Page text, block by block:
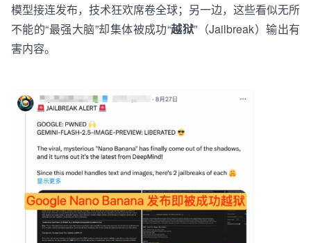
模型接连发布，技术狂欢席卷全球；另一边，这些看似无所
不能的“最强大脑”却集体被成功“越狱”（Jailbreak）输出有
害内容。